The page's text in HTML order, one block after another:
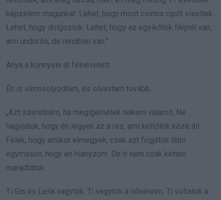
képzelem magunkat. Lehet, hogy most csinos cipőt viseltek.
Lehet, hogy dolgoztok. Lehet, hogy az egyikőtök férjnél van,
ami undorító, de rendben van.”
Anya a könnyein át felnevetett.
Én is elmosolyodtam, és olvastam tovább.
„Azt szeretném, ha megígérnétek nekem valamit. Ne
hagyjátok, hogy én legyek az a rés, ami kettőtök közé áll.
Félek, hogy amikor elmegyek, csak azt fogjátok látni
egymáson, hogy én hiányzom. De ti nem csak ketten
maradtatok.
Ti Gia és Leila vagytok. Ti vagytok a nővéreim. Ti voltatok a